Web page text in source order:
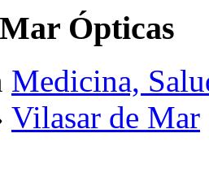
Ópticas
Medicina,
Vilasar de Mar